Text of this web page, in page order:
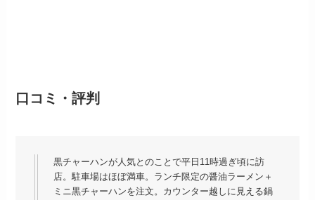
口コミ・評判
黒チャーハンが人気とのことで平日11時過ぎ頃に訪
店。駐車場はほぼ満車。ランチ限定の醤油ラーメン＋
ミニ黒チャーハンを注文。カウンター越しに見える鍋